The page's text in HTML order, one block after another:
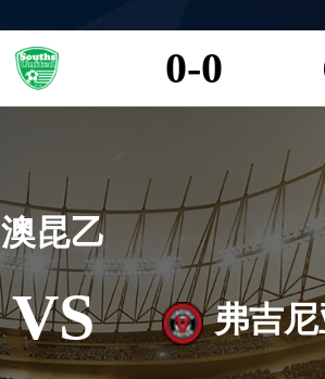
0-0
澳昆乙
VS 弗吉